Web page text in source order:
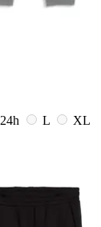
24h L
XL